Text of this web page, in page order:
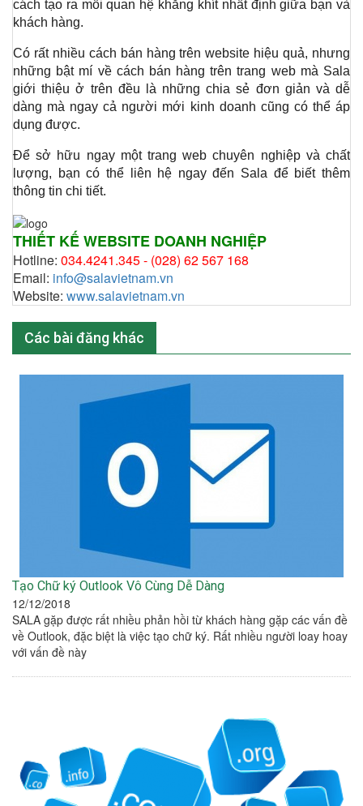
cách tạo ra mối quan hệ khăng khít nhất định giữa bạn và
khách hàng.
Có rất nhiều cách bán hàng trên website hiệu quả, nhưng
những bật mí về cách bán hàng trên trang web mà Sala
giới thiệu ở trên đều là những chia sẻ đơn giản và dễ
dàng mà ngay cả người mới kinh doanh cũng có thể áp
dụng được.
Để sở hữu ngay một trang web chuyên nghiệp và chất
lượng, bạn có thể liên hệ ngay đến Sala để biết thêm
thông tin chi tiết.
THIẾT KẾ WEBSITE DOANH NGHIỆP
Hotline: 034.4241.345 - (028) 62 567 168
Email: info@salavietnam.vn
Website: www.salavietnam.vn
Các bài đăng khác
Tạo Chữ ký Outlook Vô Cùng Dễ Dàng
12/12/2018
SALA gặp được rất nhiều phản hồi từ khách hàng gặp các vấn đề
về Outlook, đặc biệt là việc tạo chữ ký. Rất nhiều người loay hoay
với vấn đề này